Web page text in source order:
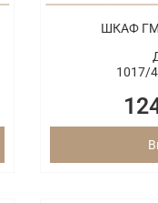
ШКАФ ГМ
1017/